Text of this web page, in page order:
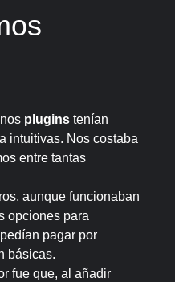
plugins tenían
intuitivas. Nos costaba
entre tantas
aunque funcionaban
opciones para
pagar por
básicas.
fue que, al añadir